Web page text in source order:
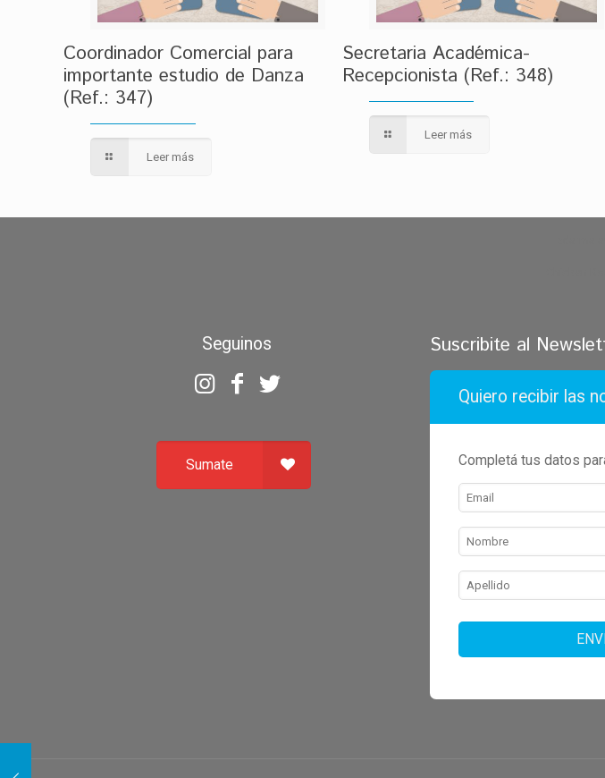
Coordinador Comercial para
importante estudio de Danza
(Ref.: 347)
Leer más
Secretaria Académica-
Recepcionista (Ref.: 348)
Leer más
Seguinos
Sumate
Suscribite al
Quiero recibir las
Completá tus datos